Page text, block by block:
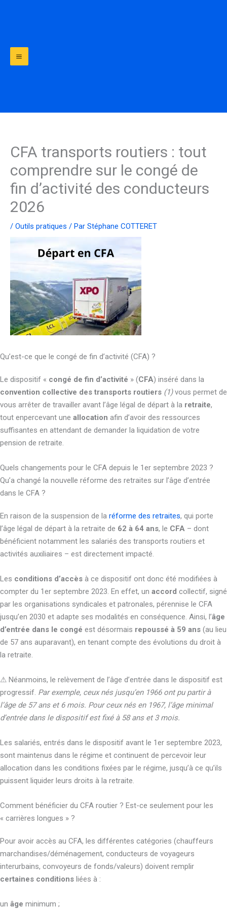
CFA transports routiers : tout
comprendre sur le congé de
fin d’activité des conducteurs
2026
/ Outils pratiques / Par Stéphane COTTERET
Qu’est-ce que le congé de fin d’activité (CFA) ?
Le dispositif « congé de fin d’activité » (CFA) inséré dans la
convention collective des transports routiers (1)vous permet de
vous arrêter de travailler avant l’âge légal de départ à la retraite,
tout enpercevant une allocation afin d’avoir des ressources
suffisantes en attendant de demander la liquidation de votre
pension de retraite.
Quels changements pour le CFA depuis le 1er septembre 2023 ?
Qu’a changé la nouvelle réforme des retraites sur l’âge d’entrée
dans le CFA ?
En raison de la suspension de la réforme des retraites, qui porte
l’âge légal de départ à la retraite de 62 à 64 ans, le CFA – dont
bénéficient notamment les salariés des transports routiers et
activités auxiliaires – est directement impacté.
Les conditions d’accès à ce dispositif ont donc été modifiées à
compter du 1er septembre 2023. En effet, un accord collectif, signé
par les organisations syndicales et patronales, pérennise le CFA
jusqu’en 2030 et adapte ses modalités en conséquence. Ainsi, l’âge
d’entrée dans le congé est désormais repoussé à 59 ans (au lieu
de 57 ans auparavant), en tenant compte des évolutions du droit à
la retraite.
⚠ Néanmoins, le relèvement de l’âge d’entrée dans le dispositif est
progressif. Par exemple, ceux nés jusqu’en 1966 ont pu partir à
l’âge de 57 ans et 6 mois. Pour ceux nés en 1967, l’âge minimal
d’entrée dans le dispositif est fixé à 58 ans et 3 mois.
Les salariés, entrés dans le dispositif avant le 1er septembre 2023,
sont maintenus dans le régime et continuent de percevoir leur
allocation dans les conditions fixées par le régime, jusqu’à ce qu’ils
puissent liquider leurs droits à la retraite.
Comment bénéficier du CFA routier ? Est-ce seulement pour les
« carrières longues » ?
Pour avoir accès au CFA, les différentes catégories (chauffeurs
marchandises/déménagement, conducteurs de voyageurs
interurbains, convoyeurs de fonds/valeurs) doivent remplir
certaines conditions liées à :
un âge minimum ;